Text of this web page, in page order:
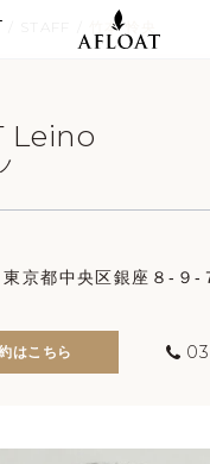
竹本 怜央
Leino
京都中央区銀座８-９-
はこちら